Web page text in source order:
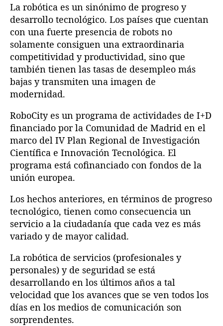
i
o
2
0
1
2
M
a
i
d
La robótica es un sinónimo de progreso y
desarrollo tecnológico. Los países que cuentan
con una fuerte presencia de robots no
solamente consiguen una extraordinaria
competitividad y productividad, sino que
también tienen las tasas de desempleo más
bajas y transmiten una imagen de
modernidad.
RoboCity es un programa de actividades de I+D
financiado por la Comunidad de Madrid en el
marco del IV Plan Regional de Investigación
Científica e Innovación Tecnológica. El
programa está cofinanciado con fondos de la
unión europea.
Los hechos anteriores, en términos de progreso
tecnológico, tienen como consecuencia un
servicio a la ciudadanía que cada vez es más
variado y de mayor calidad.
La robótica de servicios (profesionales y
personales) y de seguridad se está
desarrollando en los últimos años a tal
velocidad que los avances que se ven todos los
días en los medios de comunicación son
sorprendentes.